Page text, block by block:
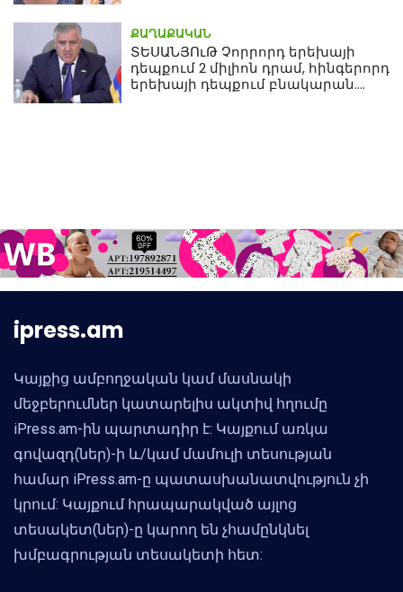
ՔԱՂԱՔԱԿԱՆ
ՏԵՍԱՆՅՈւԹ Չորրորդ երեխայի
դեպքում 2 միլիոն դրամ, հինգերորդ
երեխայի դեպքում բնակարան.
ipress.am
Կայքից ամբողջական կամ մասնակի
մեջբերումներ կատարելիս ակտիվ հղումը
iPress.am-ին պարտադիր է: Կայքում առկա
գովազդ(ներ)-ի և/կամ մամուլի տեսության
համար iPress.am-ը պատասխանատվություն չի
կրում: Կայքում հրապարակված այլոց
տեսակետ(ներ)-ը կարող են չհամընկնել
խմբագրության տեսակետի հետ: